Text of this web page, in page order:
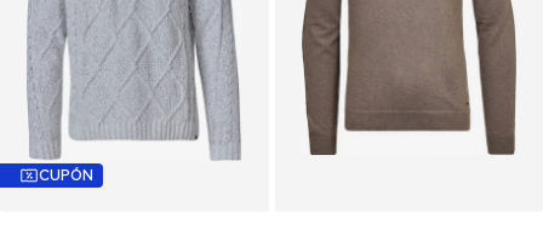
CUPÓN